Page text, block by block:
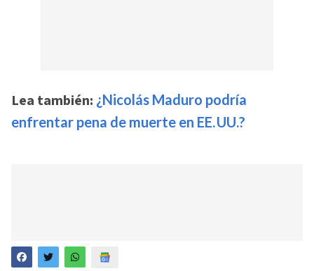
Lea también: ¿Nicolás Maduro podría
enfrentar pena de muerte en EE. UU.?